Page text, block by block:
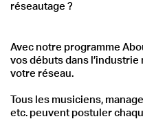
réseautage ?
Avec notre programme
vos débuts dans
votre réseau.
Tous les musiciens,
etc. peuvent postuler